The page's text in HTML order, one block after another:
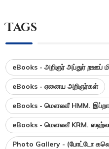
Tags
eBooks - அறிஞர் அப்துர் றஊப்
eBooks - ஏனைய அறிஞர்கள்
eBooks - மௌலவீ HMM.
eBooks - மௌலவீ KRM.
Photo Gallery - (போட்டோ